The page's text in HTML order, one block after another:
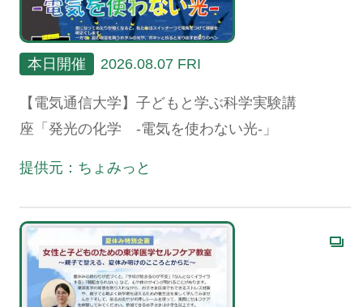
本日開催 2026.08.07 FRI
【電気通信大学】子どもと学ぶ科学実験講
座「発光の化学 -電気を使わない光-」
提供元：ちょみっと